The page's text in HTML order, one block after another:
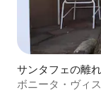
サンタフェの離れ
ボニータ・ヴィ